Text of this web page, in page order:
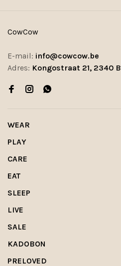
CowCow
E-mail: info@cowcow.be
Adres: Kongostraat 21, 2340
WEAR
PLAY
CARE
EAT
SLEEP
LIVE
SALE
KADOBON
PRELOVED